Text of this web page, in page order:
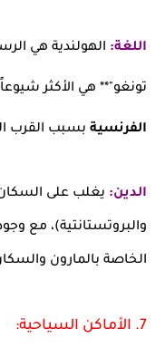
اللغة: الهولندية هي
تونغو"** هي الأكثر
الفرنسية بسبب القرب
الدين: يغلب على السكان
والبروتستانتية)، مع
الخاصة بالمارون
7. الأماكن السياحية: